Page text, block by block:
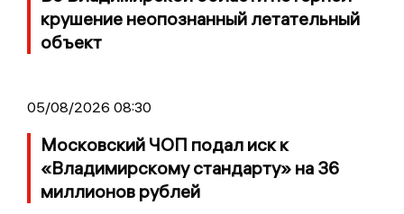
крушение неопознанный летательный
объект
05/08/2026 08:30
Московский ЧОП подал иск к
«Владимирскому стандарту» на 36
миллионов рублей